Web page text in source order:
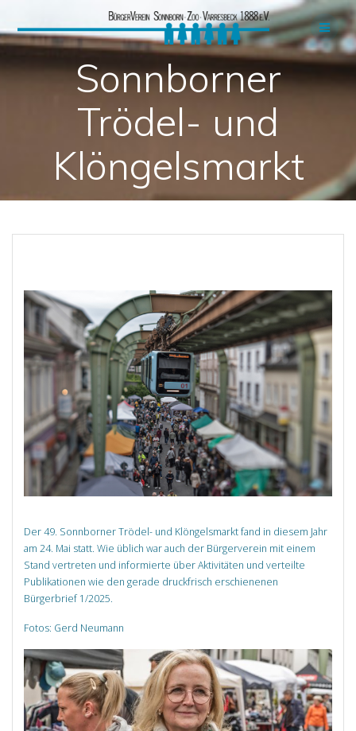
to
content
Sonnborner
Trödel- und
Klöngelsmarkt
Der 49. Sonnborner Trödel- und Klöngelsmarkt fand in diesem Jahr
am 24. Mai statt. Wie üblich war auch der Bürgerverein mit einem
Stand vertreten und informierte über Aktivitäten und verteilte
Publikationen wie den gerade druckfrisch erschienenen
Bürgerbrief 1/2025.
Fotos: Gerd Neumann